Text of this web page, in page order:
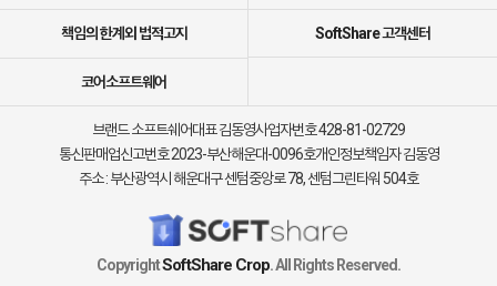
책임의 한계외 법적고지 SoftShare 고객센터
코어소프트웨어
브랜드 소프트쉐어대표 김동영사업자번호 428-81-02729
통신판매업신고번호 2023-부산해운대-0096호개인정보책임자 김동영
주소 : 부산광역시 해운대구 센텀중앙로 78, 센텀그린타워 504호
CopyrightSoftShare Crop. All Rights Reserved.